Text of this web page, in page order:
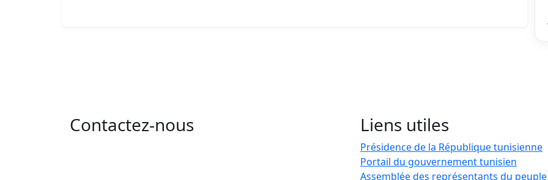
Contactez-nous Liens utiles
Présidence de la République tunisienne
Portail du gouvernement tunisien
Assemblée des représentants du peuple